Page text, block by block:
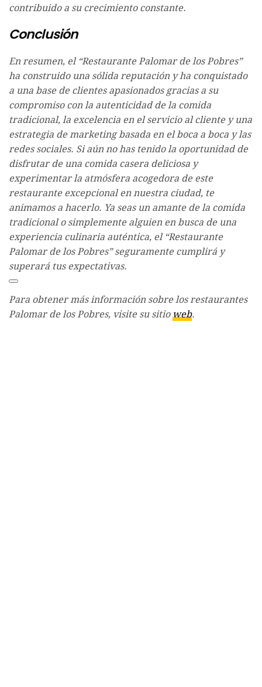
contribuido a su crecimiento constante.
Conclusión
En resumen, el “Restaurante Palomar de los Pobres”
ha construido una sólida reputación y ha conquistado
a una base de clientes apasionados gracias a su
compromiso con la autenticidad de la comida
tradicional, la excelencia en el servicio al cliente y una
estrategia de marketing basada en el boca a boca y las
redes sociales. Si aún no has tenido la oportunidad de
disfrutar de una comida casera deliciosa y
experimentar la atmósfera acogedora de este
restaurante excepcional en nuestra ciudad, te
animamos a hacerlo. Ya seas un amante de la comida
tradicional o simplemente alguien en busca de una
experiencia culinaria auténtica, el “Restaurante
Palomar de los Pobres” seguramente cumplirá y
superará tus expectativas.
Para obtener más información sobre los restaurantes
Palomar de los Pobres, visite su sitioweb.